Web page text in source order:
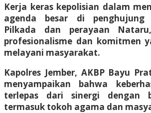
Kerja keras kepolisian dalam
agenda besar di penghujung
Pilkada dan perayaan
profesionalisme dan komitmen
melayani masyarakat.
Kapolres Jember, AKBP Bayu
menyampaikan bahwa
terlepas dari sinergi dengan
termasuk tokoh agama dan